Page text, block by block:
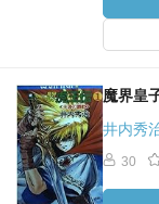
魔界皇
井内秀
30